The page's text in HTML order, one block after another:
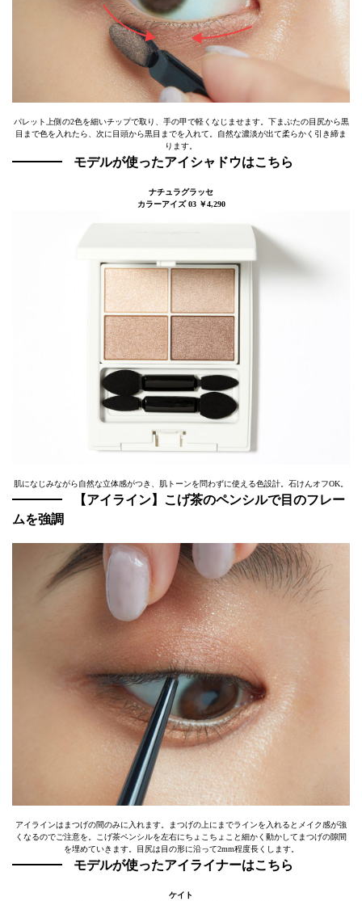
パレット上側の2色を細いチップで取り、手の甲で軽くなじませます。下まぶたの目尻から黒
目まで色を入れたら、次に目頭から黒目までを入れて。自然な濃淡が出て柔らかく引き締ま
ります。
モデルが使ったアイシャドウはこちら
ナチュラグラッセ
カラーアイズ 03 ￥4,290
肌になじみながら自然な立体感がつき、肌トーンを問わずに使える色設計。石けんオフOK。
【アイライン】こげ茶のペンシルで目のフレー
ムを強調
アイラインはまつげの間のみに入れます。まつげの上にまでラインを入れるとメイク感が強
くなるのでご注意を。こげ茶ペンシルを左右にちょこちょこと細かく動かしてまつげの隙間
を埋めていきます。目尻は目の形に沿って2mm程度長くします。
モデルが使ったアイライナーはこちら
ケイト